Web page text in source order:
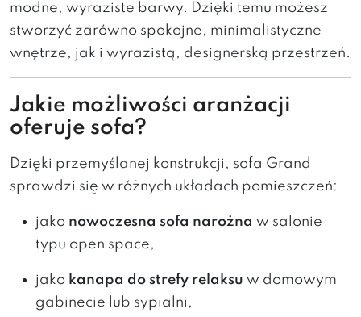
modne, wyraziste barwy. Dzięki temu możesz
stworzyć zarówno spokojne, minimalistyczne
wnętrze, jak i wyrazistą, designerską przestrzeń.
Jakie możliwości aranżacji
oferuje sofa?
Dzięki przemyślanej konstrukcji, sofa Grand
sprawdzi się w różnych układach pomieszczeń:
jako nowoczesna sofa narożna w salonie
typu open space,
jako kanapa do strefy relaksu w domowym
gabinecie lub sypialni,